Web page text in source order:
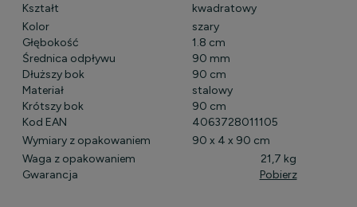
Kształt
kwadratowy
Kolor
szary
Głębokość
1.8 cm
Średnica odpływu
90 mm
Dłuższy bok
90 cm
Materiał
stalowy
Krótszy bok
90 cm
Kod EAN
4063728011105
Wymiary z opakowaniem
90 x 4 x 90 cm
Waga z opakowaniem
21,7 kg
Gwarancja
Pobierz